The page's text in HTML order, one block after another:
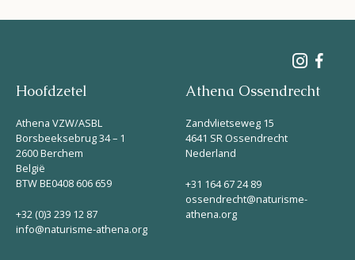
Hoofdzetel
Athena VZW/ASBL
Borsbeeksebrug 34 – 1
2600 Berchem
België
BTW BE0408 606 659
+32 (0)3 239 12 87
info@naturisme-athena.org
Athena Ossendrecht
Zandvlietseweg 15
4641 SR Ossendrecht
Nederland
+31 164 67 24 89
ossendrecht@naturisme-
athena.org